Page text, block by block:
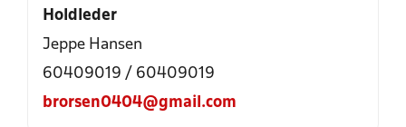
Holdleder
Jeppe Hansen
60409019 / 60409019
brorsen0404@gmail.com